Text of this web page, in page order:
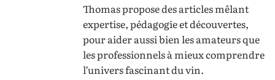
Thomas propose des articles mêlant
expertise, pédagogie et découvertes,
pour aider aussi bien les amateurs que
les professionnels à mieux comprendre
l’univers fascinant du vin.